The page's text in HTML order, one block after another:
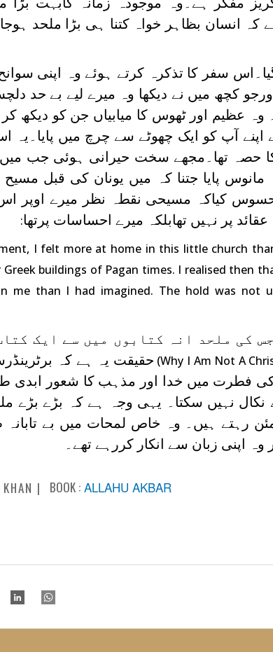
انسان بظاہر خواہ کتنا ہی بڑا ملحد
سفر کا تذکرہ کرتے ہوئے وہ اپنی
کچھ میں نے دیکھا وہ میرے لیے بے حد
عظیم اور ٹھوس کا میابیاں جن کو دیکھ
اپنے آپ کو ایک چھوٹے سے چرچ میں پایا۔یہ
حصہ تھا۔مجھے سخت حیرانی ہوئی جب
پایا جتنا کہ میں یونان کی قبل
کیاکہ مسیحی نقطہ نظر میرے اوپر
پر نہیں تھابلکہ میرے احساسات پرتھا:
I felt more at home in this little church
buildings of Pagan times. I realised then
me than I had imagined. The hold was not
کی ملحد انہ کتابوں میں سے ایک
(Why I Am Not A حقیقت یہ ہے کہ
فطرت میں خدا اور مذہب کا شعور ابدی
نہیں سکتا۔ یہی وجہ ہے کہ بڑے بڑے
رہتے ہیں۔ وہ خاص لمحات میں بے
اپنی زبان سے انکار کررہے تھے۔
BOOK : ALLAHU AKBAR